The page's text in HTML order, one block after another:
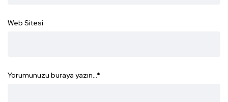
Web Sitesi
Yorumunuzu buraya yazın... *